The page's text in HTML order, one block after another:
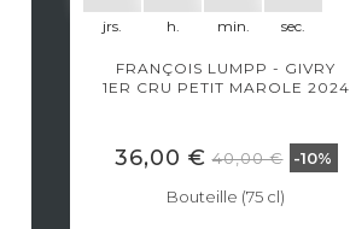
jrs. h. min. sec.
FRANÇOIS LUMPP - GIVRY
1ER CRU PETIT MAROLE 2024
36,00 € 40,00 € -10%
Bouteille (75 cl)